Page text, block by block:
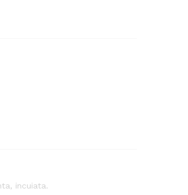
incuiata.